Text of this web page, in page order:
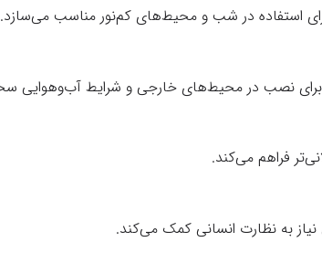
برای استفاده در شب و محیط‌های کم‌نور مناسب می‌سازد.
فراهم می‌کند.
به نظارت انسانی کمک می‌کند.